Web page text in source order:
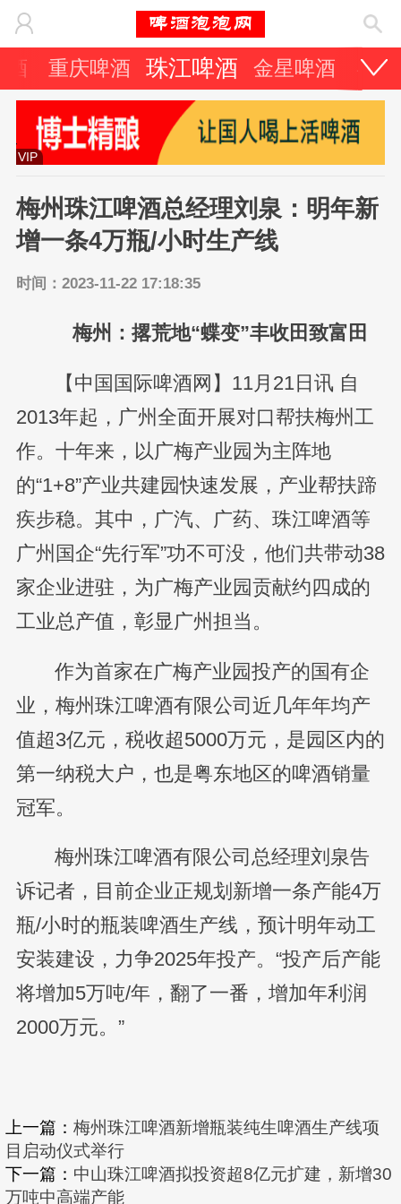
酒 重庆啤酒 珠江啤酒 金星啤酒 喜
VIP
梅州珠江啤酒总经理刘泉：明年新
增一条4万瓶/小时生产线
时间：2023-11-22 17:18:35
梅州：撂荒地“蝶变”丰收田致富田
【中国国际啤酒网】11月21日讯 自
2013年起，广州全面开展对口帮扶梅州工
作。十年来，以广梅产业园为主阵地
的“1+8”产业共建园快速发展，产业帮扶蹄
疾步稳。其中，广汽、广药、珠江啤酒等
广州国企“先行军”功不可没，他们共带动38
家企业进驻，为广梅产业园贡献约四成的
工业总产值，彰显广州担当。
作为首家在广梅产业园投产的国有企
业，梅州珠江啤酒有限公司近几年年均产
值超3亿元，税收超5000万元，是园区内的
第一纳税大户，也是粤东地区的啤酒销量
冠军。
梅州珠江啤酒有限公司总经理刘泉告
诉记者，目前企业正规划新增一条产能4万
瓶/小时的瓶装啤酒生产线，预计明年动工
安装建设，力争2025年投产。“投产后产能
将增加5万吨/年，翻了一番，增加年利润
2000万元。”
上一篇： 梅州珠江啤酒新增瓶装纯生啤酒生产线项
目启动仪式举行
下一篇： 中山珠江啤酒拟投资超8亿元扩建，新增30
万吨中高端产能